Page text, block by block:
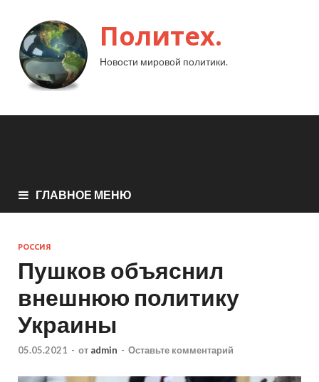
Политех.
Новости мировой политики.
ГЛАВНОЕ МЕНЮ
РОССИЯ
Пушков объяснил
внешнюю политику
Украины
05.05.2021 - от admin - Оставьте комментарий